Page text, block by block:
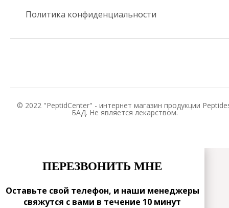
Политика конфиденциальности
© 2022 "PeptidCenter" - интернет магазин продукции
БАД. Не является лекарством.
ПЕРЕЗВОНИТЬ МНЕ
Оставьте свой телефон, и наши менеджеры
свяжутся с вами в течение 10 минут